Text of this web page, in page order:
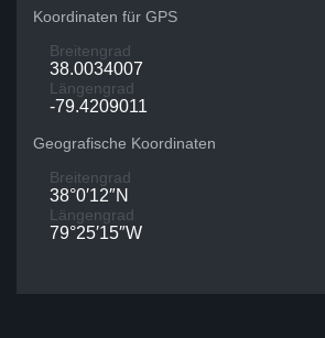
Koordinaten für GPS
Breitengrad
38.0034007
Längengrad
-79.4209011
Geografische Koordinaten
Breitengrad
38°0′12″N
Längengrad
79°25′15″W